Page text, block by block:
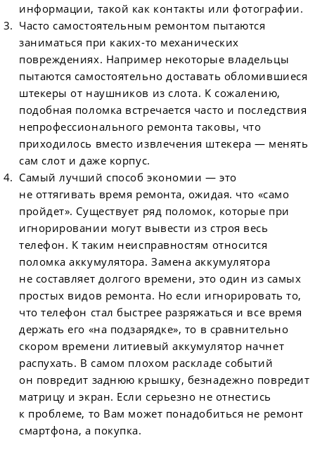
информации, такой как контакты или фотографии.
Часто самостоятельным ремонтом пытаются
заниматься при каких-то механических
повреждениях. Например некоторые владельцы
пытаются самостоятельно доставать обломившиеся
штекеры от наушников из слота. К сожалению,
подобная поломка встречается часто и последствия
непрофессионального ремонта таковы, что
приходилось вместо извлечения штекера — менять
сам слот и даже корпус.
Самый лучший способ экономии — это
не оттягивать время ремонта, ожидая. что «само
пройдет». Существует ряд поломок, которые при
игнорировании могут вывести из строя весь
телефон. К таким неисправностям относится
поломка аккумулятора. Замена аккумулятора
не составляет долгого времени, это один из самых
простых видов ремонта. Но если игнорировать то,
что телефон стал быстрее разряжаться и все время
держать его «на подзарядке», то в сравнительно
скором времени литиевый аккумулятор начнет
распухать. В самом плохом раскладе событий
он повредит заднюю крышку, безнадежно повредит
матрицу и экран. Если серьезно не отнестись
к проблеме, то Вам может понадобиться не ремонт
смартфона, а покупка.